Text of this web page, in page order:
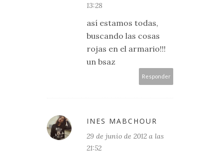
13:28
así estamos todas,
buscando las cosas
rojas en el armario!!!
un bsaz
Responder
INES MABCHOUR
29 de junio de 2012 a las
21:52